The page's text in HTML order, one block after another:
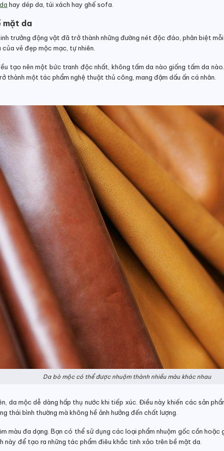
hay dép da, túi xách hay ghế sofa.
mặt da
trưởng động vật đã trở thành những đường nét độc đáo, phân biệt
vẻ đẹp mộc mạc, tự nhiên.
tạo nên một bức tranh độc nhất, không tấm da nào giống tấm da
thành một tác phẩm nghệ thuật thủ công, mang đậm dấu ấn cá nhân.
Da bò mộc có thể được nhuộm thành nhiều màu khác nhau
da mộc dễ dàng hấp thụ nước khi tiếp xúc. Điều này khiến các sản
thái bình thường mà không hề ảnh hưởng đến chất lượng.
màu đa dạng. Bạn có thể sử dụng các loại phẩm nhuộm gốc cồn
để tạo ra những tác phẩm điêu khắc tinh xảo trên bề mặt da.